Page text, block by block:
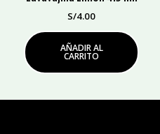
S/4.00
AÑADIR AL
CARRITO